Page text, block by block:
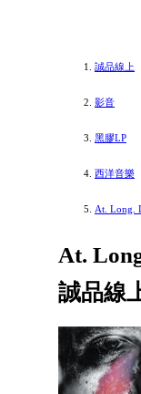
誠品線上
影音
黑膠LP
西洋音樂
At. Long.
At.
誠品線